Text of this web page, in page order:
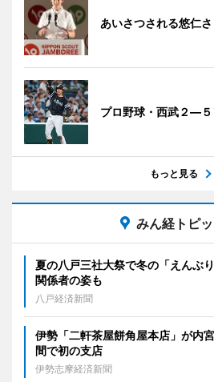
あいさつされる悠仁さ
プロ野球・西武２―５
もっと見る
みん経トピ
夏の八戸三社大祭で冬の「えんぶ
関係者の姿も
八戸経済新聞
伊勢「二軒茶屋餅角屋本店」が
間で初の支店
伊勢志摩経済新聞